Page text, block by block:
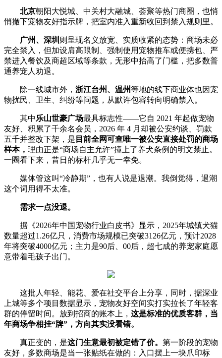
北京朝阳大悦城、中关村大融城、荟聚等热门商圈，也悄
悄撤下宠物友好指示牌，把室内准入重新收回到禁入规则里。
广州、深圳 则呈现名义放宽、实质收紧的态势：商场未必
完全禁入，但加设肩高限制、强制使用宠物推车或便携包、严
禁进入餐饮及商超区域等条款，无形中抬高了门槛，把多数普
通养宠人劝退。
除一线城市外， 浙江台州、温州等地的线下商业体也因宠
物扰民、卫生、纠纷等问题，从默许包容转向明确禁入。
其中乐山世豪广场最具标志性——它自 2021 年起做宠物
友好、积累了千余名会员，2026 年 4 月却被公安约谈、罚款
五千并整改下架，是 目前全网可查唯一被公安直接处罚的商场
样本， 理由正是“商场自主允许”撞上了养犬条例的明文禁止。
一圈看下来，昔日的标杆几乎无一幸免。
媒体管这叫“冷静期”，也有人说是退潮。我倒觉得，退潮
这个词用得不太准。
需求一点没退。
据《2026年中国宠物行业白皮书》显示，2025年城镇犬猫
数量超过1.26亿只，消费市场规模已突破3126亿元，预计2028
年将突破4000亿元；主力是90后、00后，超七成的养宠家庭愿
意带着毛孩子出门。
这批人年轻、能花、爱在社交平台上分享，同时，据深业
上城等多个项目数据显示，宠物友好空间实打实拉长了年轻客
群的停留时间。放到招商的账本上， 这是标准的优质客群，当
年商场争相挂“牌”，方向其实没看错。
真正变的，是这门生意最初被定错了价。 第一阶段的宠物
友好，多数商场是当一张贴纸在做的：入口摆上一块爪印标